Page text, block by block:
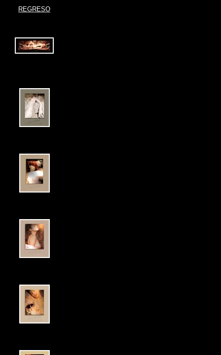
REGRESO